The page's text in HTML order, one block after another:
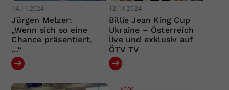
14.11.2024
Jürgen Melzer:
„Wenn sich so eine
Chance präsentiert,
…“
12.11.2024
Billie Jean King Cup
Ukraine – Österreich
live und exklusiv auf
ÖTV TV